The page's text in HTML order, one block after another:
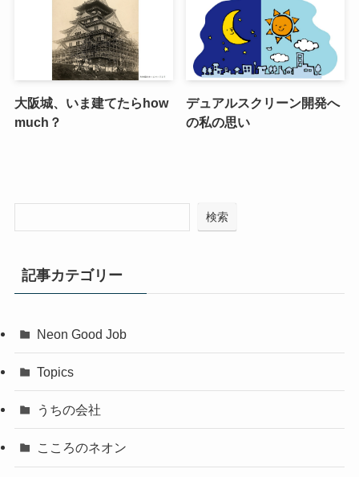
大阪城、いま建てたらhow
much？
デュアルスクリーン開発へ
の私の思い
検索
記事カテゴリー
Neon Good Job
Topics
うちの会社
こころのネオン